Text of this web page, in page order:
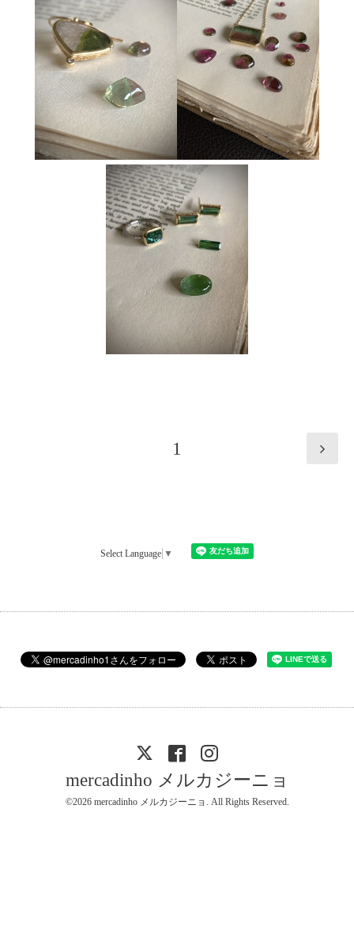
1
Select Language ▼
mercadinho メルカジーニョ
©2026 mercadinho メルカジーニョ . All Rights Reserved.